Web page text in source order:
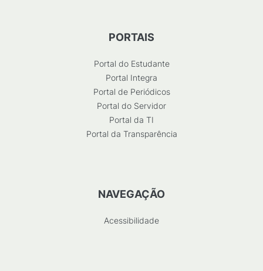
PORTAIS
Portal do Estudante
Portal Integra
Portal de Periódicos
Portal do Servidor
Portal da TI
Portal da Transparência
NAVEGAÇÃO
Acessibilidade